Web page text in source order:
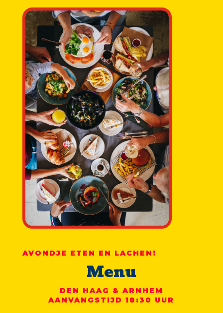
AVONDJE ETEN EN LACHEN!
Menu
DEN HAAG & ARNHEM
AANVANGSTIJD 18:30 UUR